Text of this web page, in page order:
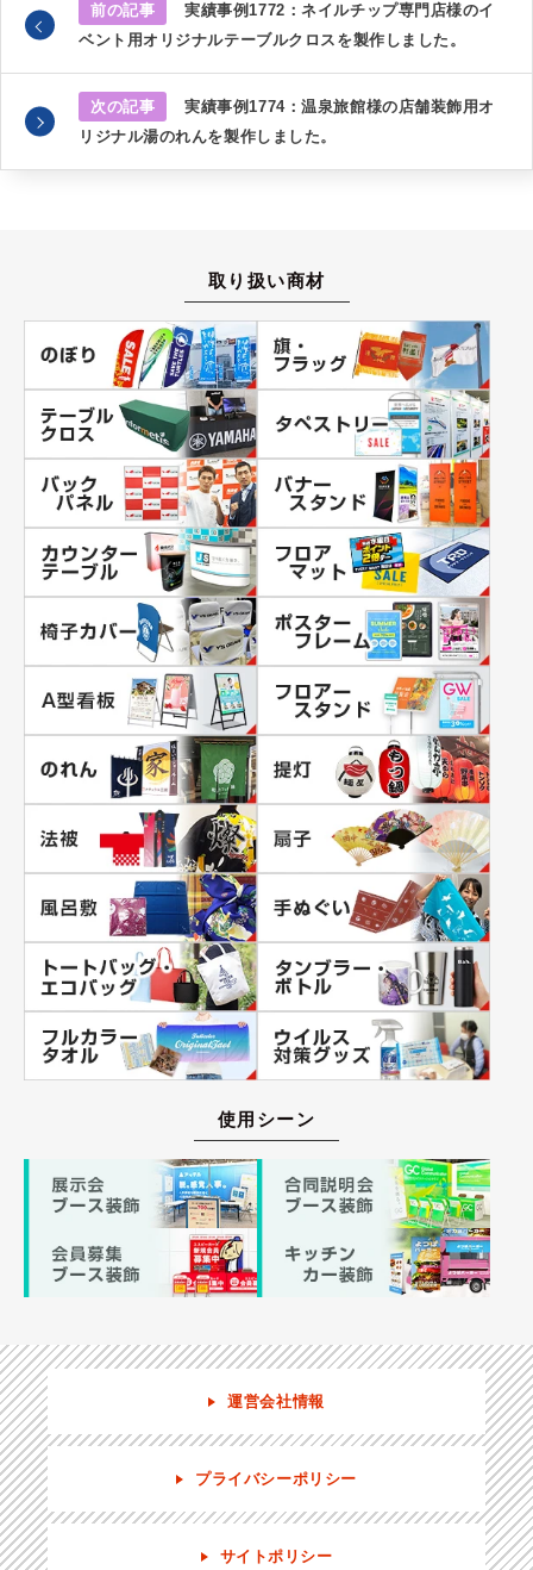
前の記事
実績事例1772：ネイルチップ専門店様のイ
ベント用オリジナルテーブルクロスを製作しました。
次の記事
実績事例1774：温泉旅館様の店舗装飾用オ
リジナル湯のれんを製作しました。
取り扱い商材
使用シーン
運営会社情報
プライバシーポリシー
サイトポリシー